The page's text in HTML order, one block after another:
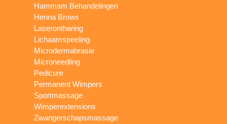
Hammam Behandelingen
Henna Brows
Laserontharing
Lichaamspeeling
Microdermabrasie
Microneedling
Pedicure
Permanent Wimpers
Sportmassage
Wimperextensions
Zwangerschapsmassage